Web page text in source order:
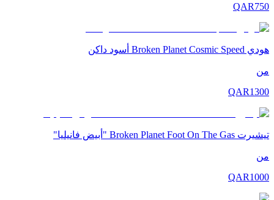
QAR750
هودي Broken Planet Cosmic Speed أسود داكن
من
QAR1300
تيشيرت Broken Planet Foot On The Gas "أبيض فانيليا"
من
QAR1000